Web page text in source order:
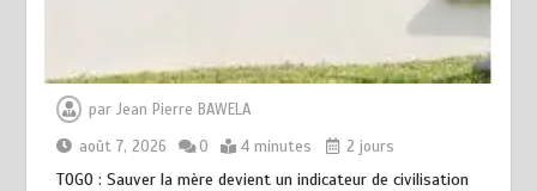
parJean Pierre BAWELA
août 7, 2026
0 4 minutes 2 jours
TOGO : Sauver la mère devient un indicateur de civilisation